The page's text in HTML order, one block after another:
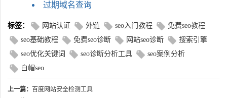
过期域名查询
标签： 网站认证 外链 seo入门教程
免费seo教程
seo基础教程
免费seo诊断 网站seo诊断
搜索引擎
seo优化关键词
seo诊断分析工具
seo案例分析
白帽seo
上一篇：
百度网站安全检测工具